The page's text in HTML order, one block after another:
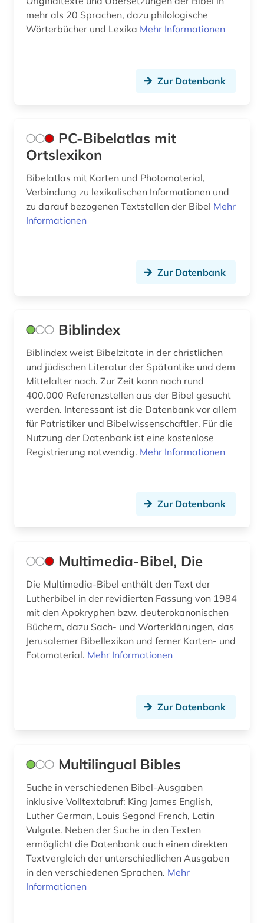
historische geographie (1)
geschichtsschreiber (1)
jüdischer krieg 66-70 (1)
kommentare (1)
konkordanz (2)
koptologie (1)
kunst (1)
landkarten (1)
lexikon (3)
lyrik (1)
menge (1)
midrasch (1)
mischna (3)
nachschlagewerke (1)
raschis (1)
religion (3)
religionswissenschaft (1)
responsen (1)
mehr als 20 Sprachen, dazu philologische
Wörterbücher und Lexika Mehr Informationen
Zur Datenbank
PC-Bibelatlas mit
Ortslexikon
Bibelatlas mit Karten und Photomaterial,
Verbindung zu lexikalischen Informationen und
zu darauf bezogenen Textstellen der Bibel Mehr
Informationen
Zur Datenbank
Biblindex
Biblindex weist Bibelzitate in der christlichen
und jüdischen Literatur der Spätantike und dem
Mittelalter nach. Zur Zeit kann nach rund
400.000 Referenzstellen aus der Bibel gesucht
werden. Interessant ist die Datenbank vor allem
für Patristiker und Bibelwissenschaftler. Für die
Nutzung der Datenbank ist eine kostenlose
Registrierung notwendig. Mehr Informationen
Zur Datenbank
Multimedia-Bibel, Die
Die Multimedia-Bibel enthält den Text der
Lutherbibel in der revidierten Fassung von 1984
mit den Apokryphen bzw. deuterokanonischen
Büchern, dazu Sach- und Worterklärungen, das
Jerusalemer Bibellexikon und ferner Karten- und
Fotomaterial. Mehr Informationen
Zur Datenbank
Multilingual Bibles
Suche in verschiedenen Bibel-Ausgaben
inklusive Volltextabruf: King James English,
Luther German, Louis Segond French, Latin
Vulgate. Neben der Suche in den Texten
ermöglicht die Datenbank auch einen direkten
Textvergleich der unterschiedlichen Ausgaben
in den verschiedenen Sprachen. Mehr
Informationen